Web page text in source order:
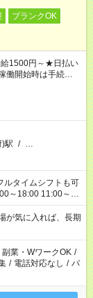
ブランクOK
1500円～★日払い
開始時は手続き完
)駅 / …
～18:00 11:00～
に基づき、週20時
す ※労働者派遣法
短期間の就業はご
気に入れば、長期
副業・WワークOK /
/ 電話対応なし / パ